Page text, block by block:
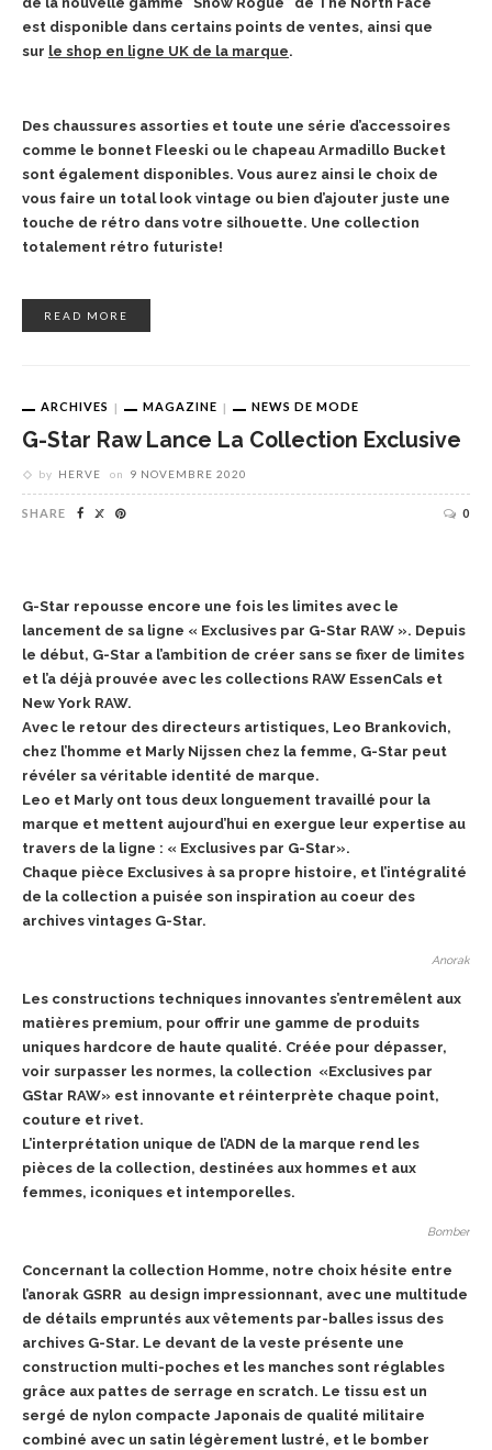
est disponible dans certains points de ventes, ainsi que
sur le shop en ligne UK de la marque.
Des chaussures assorties et toute une série d’accessoires
comme le bonnet Fleeski ou le chapeau Armadillo Bucket
sont également disponibles. Vous aurez ainsi le choix de
vous faire un total look vintage ou bien d’ajouter juste une
touche de rétro dans votre silhouette. Une collection
totalement rétro futuriste!
READ MORE
ARCHIVES MAGAZINE NEWS DE MODE
G-Star Raw Lance La Collection Exclusive
by HERVE on 9 NOVEMBRE 2020
SHARE 0
G-Star repousse encore une fois les limites avec le
lancement de sa ligne « Exclusives par G-Star RAW ». Depuis
le début, G-Star a l’ambition de créer sans se fixer de limites
et l’a déjà prouvée avec les collections RAW EssenCals et
New York RAW.
Avec le retour des directeurs artistiques, Leo Brankovich,
chez l’homme et Marly Nijssen chez la femme, G-Star peut
révéler sa véritable identité de marque.
Leo et Marly ont tous deux longuement travaillé pour la
marque et mettent aujourd’hui en exergue leur expertise au
travers de la ligne : « Exclusives par G-Star».
Chaque pièce Exclusives à sa propre histoire, et l’intégralité
de la collection a puisée son inspiration au coeur des
archives vintages G-Star.
Anorak
Les constructions techniques innovantes s’entremêlent aux
matières premium, pour offrir une gamme de produits
uniques hardcore de haute qualité. Créée pour dépasser,
voir surpasser les normes, la collection «Exclusives par
GStar RAW» est innovante et réinterprète chaque point,
couture et rivet.
L’interprétation unique de l’ADN de la marque rend les
pièces de la collection, destinées aux hommes et aux
femmes, iconiques et intemporelles.
Bomber
Concernant la collection Homme, notre choix hésite entre
l’anorak GSRR au design impressionnant, avec une multitude
de détails empruntés aux vêtements par-balles issus des
archives G-Star. Le devant de la veste présente une
construction multi-poches et les manches sont réglables
grâce aux pattes de serrage en scratch. Le tissu est un
sergé de nylon compacte Japonais de qualité militaire
combiné avec un satin légèrement lustré, et le bomber